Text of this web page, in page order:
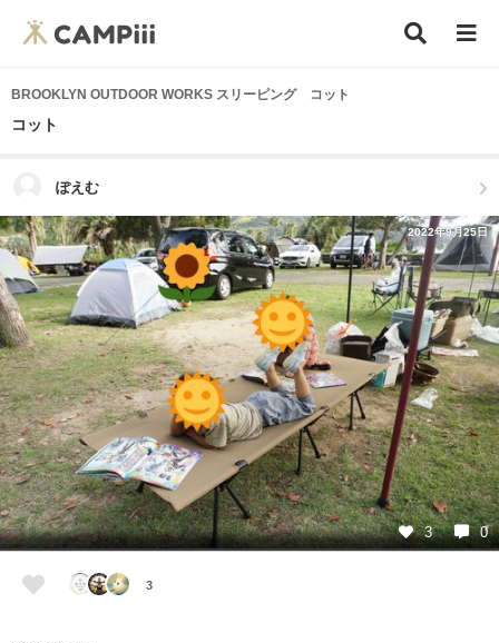
BROOKLYN OUTDOOR WORKS スリーピング コット
コット
ぽえむ
2022年9月25日
3 0
3